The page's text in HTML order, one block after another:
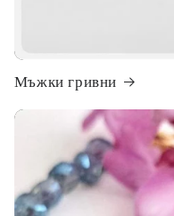
Мъжки гривни